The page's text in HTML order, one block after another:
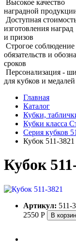
Высокое качество
наградной
Доступная
изготовления наград
и призов
Строгое соблюдение
обязательств и
сроков
Персонализация -
для кубков и медалей
Главная
Каталог
Кубки,
Кубки класса
Серия кубков
Кубок 511‑3821
Кубок
Артикул: 511-
2550 Р В